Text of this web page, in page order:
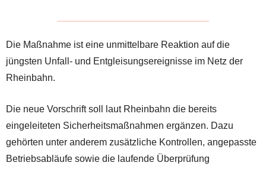
Die Maßnahme ist eine unmittelbare Reaktion auf die
jüngsten Unfall- und Entgleisungsereignisse im Netz der
Rheinbahn.
Die neue Vorschrift soll laut Rheinbahn die bereits
eingeleiteten Sicherheitsmaßnahmen ergänzen. Dazu
gehörten unter anderem zusätzliche Kontrollen, angepasste
Betriebsabläufe sowie die laufende Überprüfung